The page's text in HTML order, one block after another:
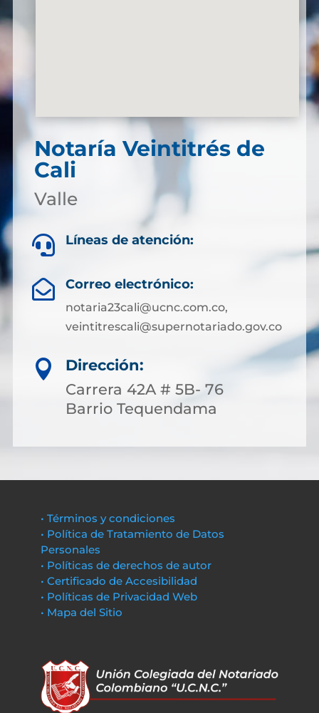
Notaría Veintitrés de
Cali
Valle
 Líneas de atención:
 Correo electrónico:
notaria23cali@ucnc.com.co,
veintitrescali@supernotariado.gov.co

Dirección:
Carrera 42A # 5B- 76
Barrio Tequendama
• Términos y condiciones
• Política de Tratamiento de Datos
Personales
• Políticas de derechos de autor
• Certificado de Accesibilidad
• Políticas de Privacidad Web
• Mapa del Sitio